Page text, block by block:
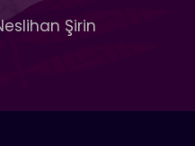
Şirin